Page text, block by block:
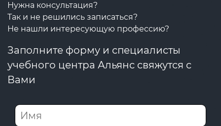
Нужна консультация?
Так и не решились записаться?
Не нашли интересующую профессию?
Заполните форму и специалисты
учебного центра Альянс свяжутся с
Вами